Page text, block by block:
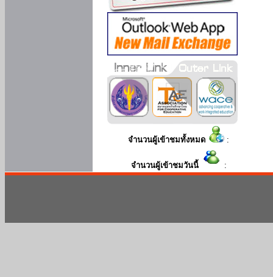
จำนวนผู้เข้าชมทั้งหมด :
จำนวนผู้เข้าชมวันนี้ :